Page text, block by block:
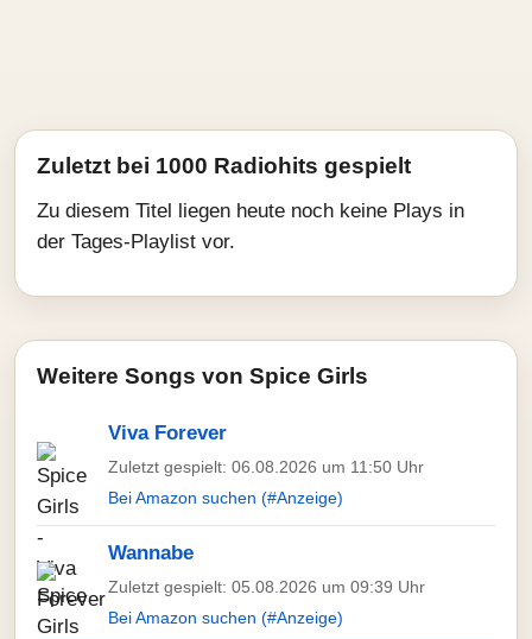
Zuletzt bei 1000 Radiohits gespielt
Zu diesem Titel liegen heute noch keine Plays in
der Tages-Playlist vor.
Weitere Songs von Spice Girls
Viva Forever
Zuletzt gespielt: 06.08.2026 um 11:50 Uhr
Bei Amazon suchen (#Anzeige)
Wannabe
Zuletzt gespielt: 05.08.2026 um 09:39 Uhr
Bei Amazon suchen (#Anzeige)